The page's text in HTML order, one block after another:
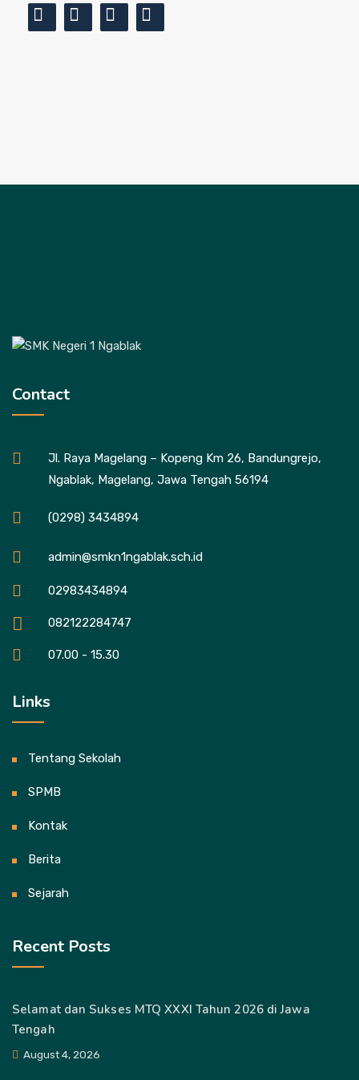
Contact
Jl. Raya Magelang – Kopeng Km 26, Bandungrejo,
Ngablak, Magelang, Jawa Tengah 56194
(0298) 3434894
admin@smkn1ngablak.sch.id
02983434894
082122284747
07.00 - 15.30
Links
Tentang Sekolah
SPMB
Kontak
Berita
Sejarah
Recent Posts
Selamat dan Sukses MTQ XXXI Tahun 2026 di Jawa
Tengah
August 4, 2026